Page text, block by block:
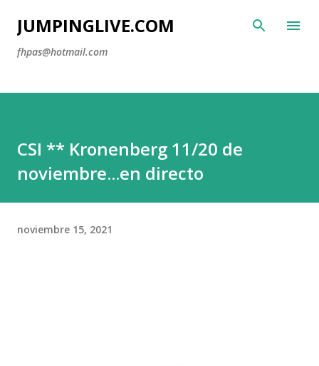
Ir al contenido principal
JUMPINGLIVE.COM
fhpas@hotmail.com
CSI ** Kronenberg 11/20 de
noviembre...en directo
noviembre 15, 2021